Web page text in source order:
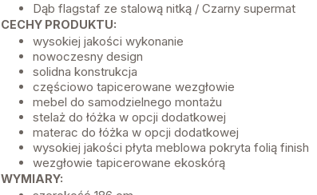
Dąb flagstaf ze stalową nitką / Czarny supermat
CECHY PRODUKTU:
wysokiej jakości wykonanie
nowoczesny design
solidna konstrukcja
częściowo tapicerowane wezgłowie
mebel do samodzielnego montażu
stelaż do łóżka w opcji dodatkowej
materac do łóżka w opcji dodatkowej
wysokiej jakości płyta meblowa pokryta folią finish
wezgłowie tapicerowane ekoskórą
WYMIARY: